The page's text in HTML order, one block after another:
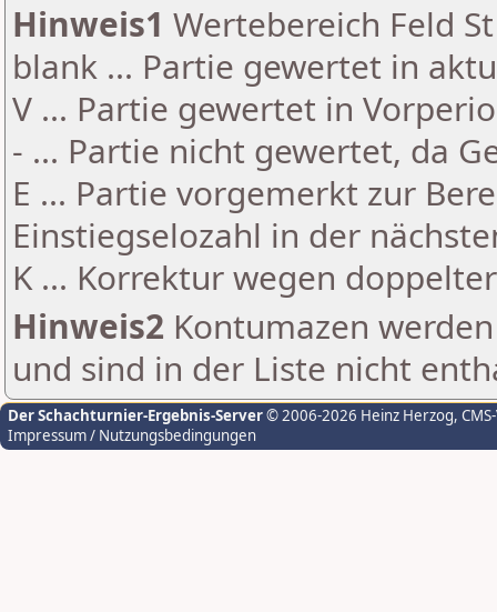
Hinweis1 Wertebereich Feld
blank ... Partie gewertet in
V ... Partie gewertet in
- ... Partie nicht gewertet, da
E ... Partie vorgemerkt zur
Einstiegselozahl in der
K ... Korrektur wegen
Hinweis2 Kontumazen
und sind in der Liste nicht
Der Schachturnier-Ergebnis-Server© 2006-2026 Heinz Herzog,
Impressum / Nutzungsbedingungen